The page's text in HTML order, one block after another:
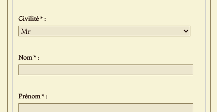
Civilité * :
Nom * :
Prénom * :